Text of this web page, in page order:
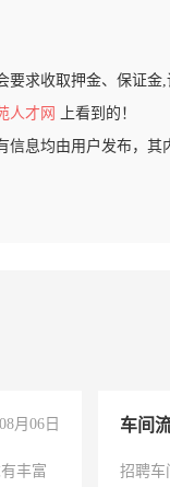
要求收取押金、保证金,
人才网
上看到的！
信息均由用户发布，
08月06日
丰富
车间
招聘车